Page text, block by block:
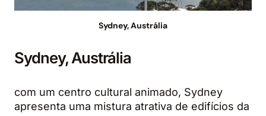
Sydney, Austrália
Sydney, Austrália
com um centro cultural animado, Sydney
apresenta uma mistura atrativa de edifícios da